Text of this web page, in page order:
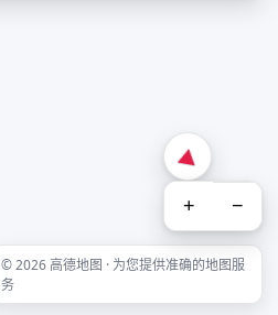
+ −
© 2026 高德地图 · 为您提供准确的地图服
务